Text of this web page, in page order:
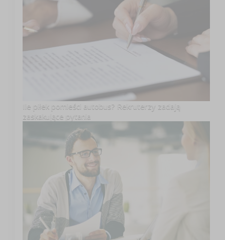
Ile piłek pomieści autobus? Rekruterzy zadają
zaskakujące pytania